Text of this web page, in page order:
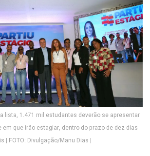
lista, 1.471 mil estudantes deverão se apresentar
em que irão estagiar, dentro do prazo de dez dias
| FOTO: Divulgação/Manu Dias |